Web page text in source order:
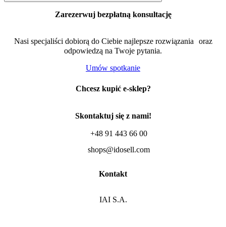
Zarezerwuj bezpłatną konsultację
Nasi specjaliści dobiorą do Ciebie najlepsze rozwiązania oraz
odpowiedzą na Twoje pytania.
Umów spotkanie
Chcesz kupić e-sklep?
Skontaktuj się z nami!
+48 91 443 66 00
shops@idosell.com
Kontakt
IAI S.A.